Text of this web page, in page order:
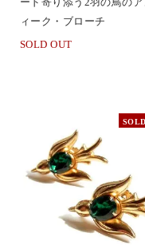
ィーク・ブローチ
SOLD OUT